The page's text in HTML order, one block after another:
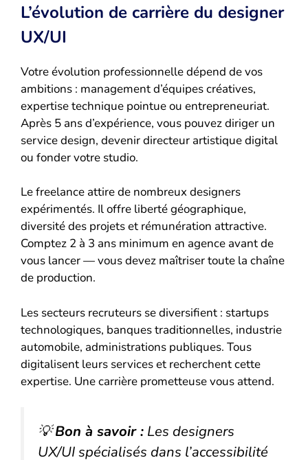
L’évolution de carrière du designer
UX/UI
Votre évolution professionnelle dépend de vos
ambitions : management d’équipes créatives,
expertise technique pointue ou entrepreneuriat.
Après 5 ans d’expérience, vous pouvez diriger un
service design, devenir directeur artistique digital
ou fonder votre studio.
Le freelance attire de nombreux designers
expérimentés. Il offre liberté géographique,
diversité des projets et rémunération attractive.
Comptez 2 à 3 ans minimum en agence avant de
vous lancer — vous devez maîtriser toute la chaîne
de production.
Les secteurs recruteurs se diversifient : startups
technologiques, banques traditionnelles, industrie
automobile, administrations publiques. Tous
digitalisent leurs services et recherchent cette
expertise. Une carrière prometteuse vous attend.
💡Bon à savoir : Les designers
UX/UI spécialisés dans l’accessibilité